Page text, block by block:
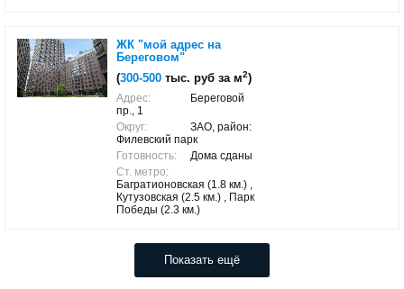
ЖК "мой адрес на
Береговом"
(300-500 тыс. руб за м2)
Адрес:
Береговой
пр., 1
Округ:
ЗАО, район:
Филевский парк
Готовность:
Дома сданы
Ст. метро:
Багратионовская (1.8 км.) ,
Кутузовская (2.5 км.) , Парк
Победы (2.3 км.)
Показать ещё